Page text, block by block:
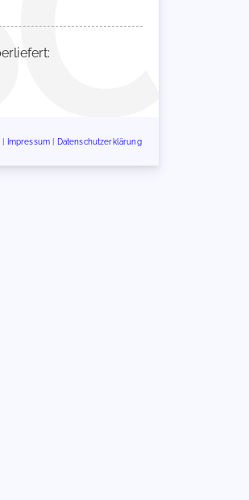
Impressum Datenschutzerklärung